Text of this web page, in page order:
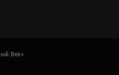
Век»